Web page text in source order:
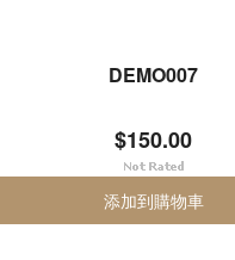
DEMO007
$150.00
添加到購物車